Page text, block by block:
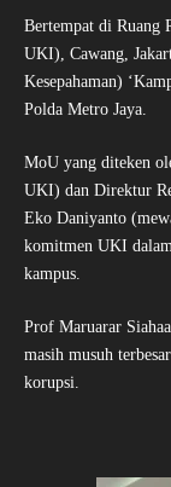
Bertempat di Ruang
UKI), Cawang,
Kesepahaman)
Polda Metro Jaya.
MoU yang diteken
UKI) dan Direktur
Eko Daniyanto
komitmen UKI
kampus.
Prof Maruarar
masih musuh
korupsi.